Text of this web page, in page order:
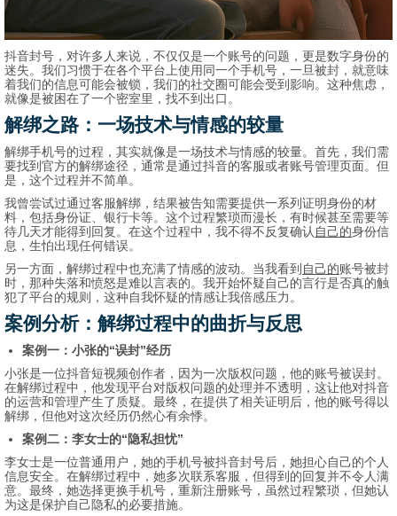
抖音封号，对许多人来说，不仅仅是一个账号的问题，更是数字身份的
迷失。我们习惯于在各个平台上使用同一个手机号，一旦被封，就意味
着我们的信息可能会被锁，我们的社交圈可能会受到影响。这种焦虑，
就像是被困在了一个密室里，找不到出口。
解绑之路：一场技术与情感的较量
解绑手机号的过程，其实就像是一场技术与情感的较量。首先，我们需
要找到官方的解绑途径，通常是通过抖音的客服或者账号管理页面。但
是，这个过程并不简单。
我曾尝试过通过客服解绑，结果被告知需要提供一系列证明身份的材
料，包括身份证、银行卡等。这个过程繁琐而漫长，有时候甚至需要等
待几天才能得到回复。在这个过程中，我不得不反复确认 自己的身份信
息，生怕出现任何错误。
另一方面，解绑过程中也充满了情感的波动。当我看到自己的账号被封
时，那种失落和愤怒是难以言表的。我开始怀疑自己的言行是否真的触
犯了平台的规则，这种自我怀疑的情感让我倍感压力。
案例分析：解绑过程中的曲折与反思
案例一：小张的“误封”经历
小张是一位抖音短视频创作者，因为一次版权问题，他的账号被误封。
在解绑过程中，他发现平台对版权问题的处理并不透明，这让他对抖音
的运营和管理产生了质疑。最终，在提供了相关证明后，他的账号得以
解绑，但他对这次经历仍然心有余悸。
案例二：李女士的“隐私担忧”
李女士是一位普通用户，她的手机号被抖音封号后，她担心自己的个人
信息安全。在解绑过程中，她多次联系客服，但得到的回复并不令人满
意。最终，她选择更换手机号，重新注册账号，虽然过程繁琐，但她认
为这是保护自己隐私的必要措施。